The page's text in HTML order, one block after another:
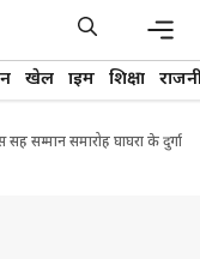
खेल क्राइम शिक्षा
सह सम्मान समारोह घाघरा के दुर्गा